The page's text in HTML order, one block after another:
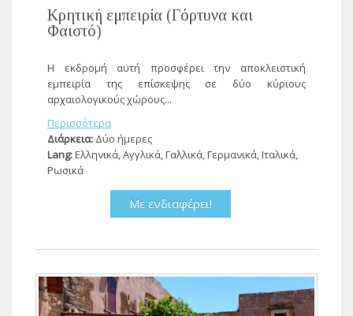
Κρητική εμπειρία (Γόρτυνα και
Φαιστό)
Η εκδρομή αυτή προσφέρει την αποκλειστική
εμπειρία της επίσκεψης σε δύο κύριους
αρχαιολογικούς χώρους...
Περισσότερα
Διάρκεια: Δύο ήμερες
Lang:Ελληνικά, Αγγλικά, Γαλλικά, Γερμανικά, Ιταλικά,
Ρωσικά
Με ενδιαφέρει!